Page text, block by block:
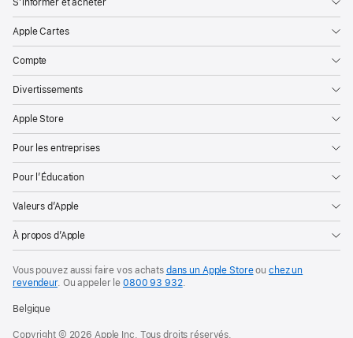
Apple Cartes
Compte
Divertissements
Apple Store
Pour les entreprises
Pour l’Éducation
Valeurs d’Apple
À propos d’Apple
Vous pouvez aussi faire vos achats dans un Apple Storeouchez un
revendeur. Ouappeler le0800 93 932.
Belgique
Copyright © 2026 Apple Inc. Tous droits réservés.